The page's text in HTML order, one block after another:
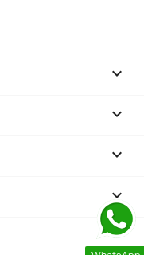



keyboard_arrow_down